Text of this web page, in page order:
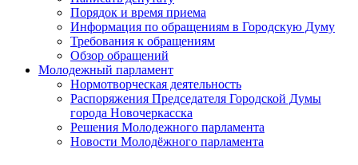
Порядок и время приема
Информация по обращениям в Городскую Думу
Требования к обращениям
Обзор обращений
Молодежный парламент
Нормотворческая деятельность
Распоряжения Председателя Городской Думы
города Новочеркасска
Решения Молодежного парламента
Новости Молодёжного парламента